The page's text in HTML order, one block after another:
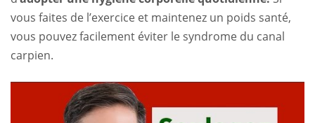
vous faites de l’exercice et maintenez un poids santé,
vous pouvez facilement éviter le syndrome du canal
carpien.